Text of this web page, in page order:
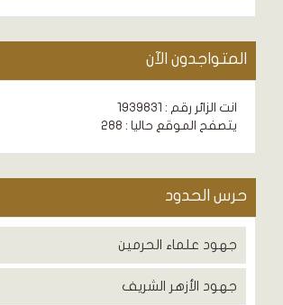
المتواجدون الآن
انت الزائر رقم : 1939831
يتصفح الموقع حاليا : 288
حرس الحدود
جهود علماء الحرمين
جهود الأزهر الشريف